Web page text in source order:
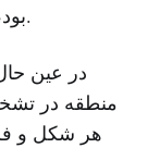
بود، بر عکس خواست حاکمان فعلی ایران.
در عین
منطقه در
هر شکل و